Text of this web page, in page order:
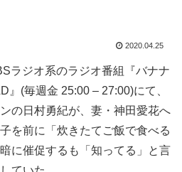
2020.04.25
ラジオ系のラジオ番組『バナナ
』(毎週金 25:00 – 27:00)にて、
の日村勇紀が、妻・神田愛花へ
を前に「炊きたてご飯で食べる
に催促するも「知ってる」と言